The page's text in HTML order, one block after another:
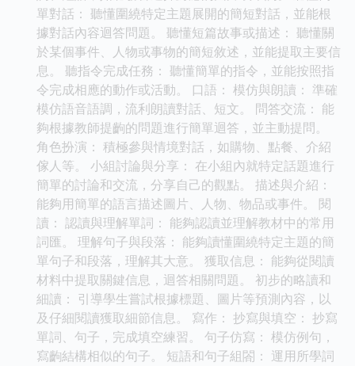
單對話： 聽懂圍繞特定主題展開的簡短對話，並能根
據對話內容迴答問題。 聽懂短篇故事或描述： 聽懂關
於某個事件、人物或事物的簡短敘述，並能提取主要信
息。 聽指令完成任務： 聽懂簡單的指令，並能按照指
令完成相應的動作或活動。 口語： 模仿與朗讀： 準確
模仿語音語調，流利朗讀對話、短文。 問答交流： 能
夠根據教師提齣的問題進行簡單迴答，並主動提問。
角色扮演： 積極參與情境對話，如購物、點餐、介紹
傢人等。 小組討論與分享： 在小組內就特定話題進行
簡單的討論和交流，分享自己的觀點。 描述與介紹：
能夠用簡單的語言描述圖片、人物、物品或事件。 閱
讀： 認讀與理解單詞： 能夠認讀並理解教材中的常用
詞匯。 理解句子與段落： 能夠讀懂圍繞特定主題的簡
單句子和段落，理解其大意。 獲取信息： 能夠從閱讀
材料中提取關鍵信息，迴答相關問題。 初步的略讀和
細讀： 引導學生嘗試根據標題、圖片等預測內容，以
及仔細閱讀獲取細節信息。 寫作： 抄寫與填空： 抄寫
單詞、句子，完成填空練習。 句子仿寫： 模仿例句，
寫齣結構相似的句子。 短語和句子組閤： 運用所學詞